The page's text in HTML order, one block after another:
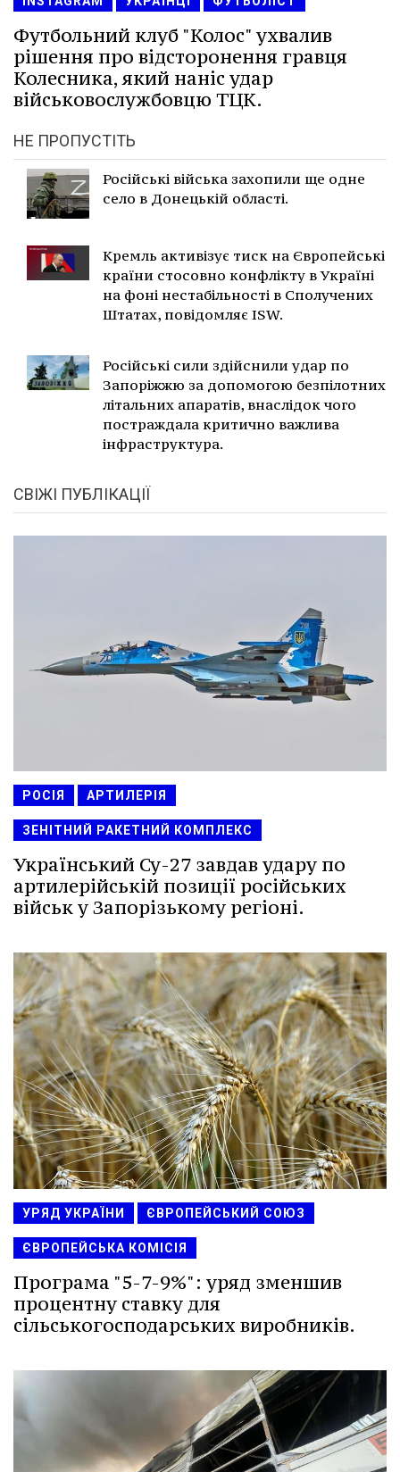
Футбольний клуб "Колос" ухвалив
рішення про відсторонення гравця
Колесника, який наніс удар
військовослужбовцю ТЦК.
НЕ ПРОПУСТІТЬ
Російські війська захопили ще одне
село в Донецькій області.
Кремль активізує тиск на Європейські
країни стосовно конфлікту в Україні
на фоні нестабільності в Сполучених
Штатах, повідомляє ISW.
Російські сили здійснили удар по
Запоріжжю за допомогою безпілотних
літальних апаратів, внаслідок чого
постраждала критично важлива
інфраструктура.
СВІЖІ ПУБЛІКАЦІЇ
РОСІЯ АРТИЛЕРІЯ
ЗЕНІТНИЙ РАКЕТНИЙ КОМПЛЕКС
Український Су-27 завдав удару по
артилерійській позиції російських
військ у Запорізькому регіоні.
УРЯД УКРАЇНИ ЄВРОПЕЙСЬКИЙ СОЮЗ
ЄВРОПЕЙСЬКА КОМІСІЯ
Програма "5-7-9%": уряд зменшив
процентну ставку для
сільськогосподарських виробників.